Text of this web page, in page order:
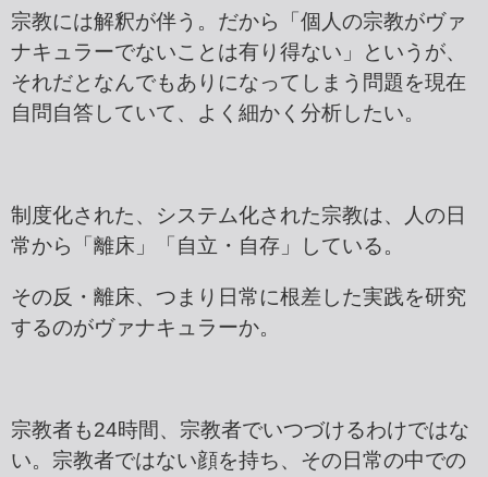
宗教には解釈が伴う。だから「個人の宗教がヴァ
ナキュラーでないことは有り得ない」というが、
それだとなんでもありになってしまう問題を現在
自問自答していて、よく細かく分析したい。
制度化された、システム化された宗教は、人の日
常から「離床」「自立・自存」している。
その反・離床、つまり日常に根差した実践を研究
するのがヴァナキュラーか。
宗教者も24時間、宗教者でいつづけるわけではな
い。宗教者ではない顔を持ち、その日常の中での